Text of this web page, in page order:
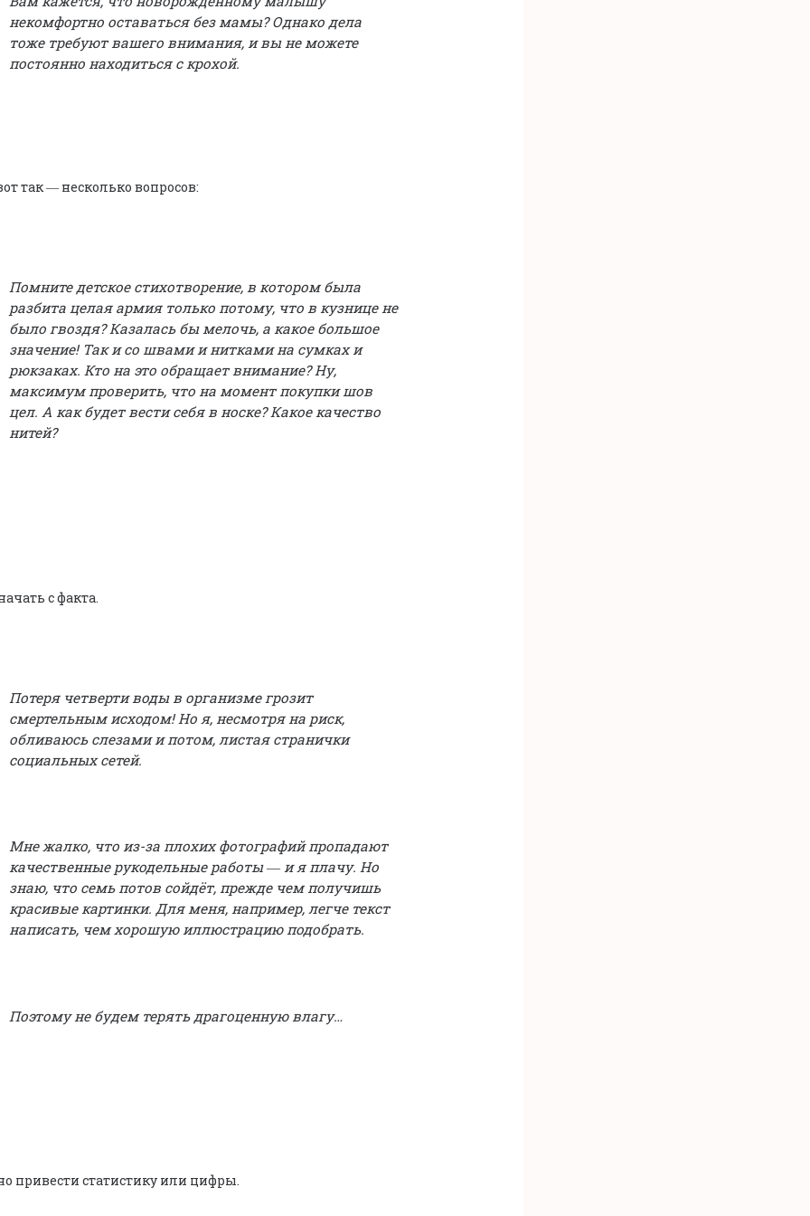
некомфортно оставаться без мамы? Однако дела
тоже требуют вашего внимания, и вы не можете
постоянно находиться с крохой.
так ― несколько вопросов:
Помните детское стихотворение, в котором была
разбита целая армия только потому, что в кузнице не
было гвоздя? Казалась бы мелочь, а какое большое
значение! Так и со швами и нитками на сумках и
рюкзаках. Кто на это обращает внимание? Ну,
максимум проверить, что на момент покупки шов
цел. А как будет вести себя в носке? Какое качество
нитей?
с факта.
Потеря четверти воды в организме грозит
смертельным исходом! Но я, несмотря на риск,
обливаюсь слезами и потом, листая странички
социальных сетей.
Мне жалко, что из-за плохих фотографий пропадают
качественные рукодельные работы ― и я плачу. Но
знаю, что семь потов сойдёт, прежде чем получишь
красивые картинки. Для меня, например, легче текст
написать, чем хорошую иллюстрацию подобрать.
Поэтому не будем терять драгоценную влагу…
привести статистику или цифры.